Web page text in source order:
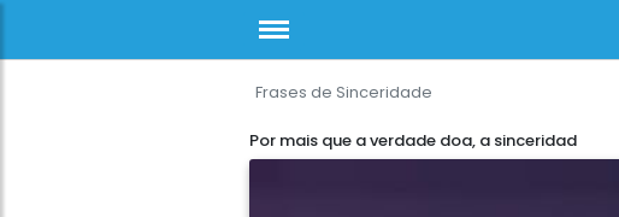
Frases de Sinceridade
Por mais que a verdade doa, a sinceridad